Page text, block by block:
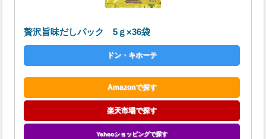
贅沢旨味だしパック 5ｇ×36袋
ドン・キホーテ
Amazonで探す
楽天市場で探す
Yahooショッピングで探す